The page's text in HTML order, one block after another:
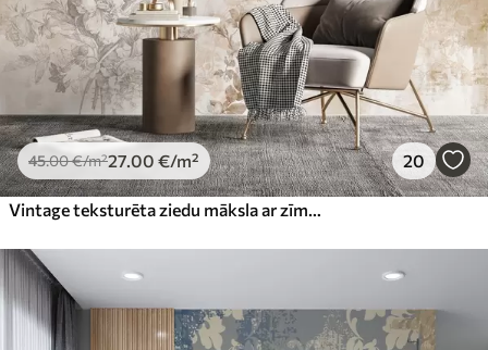
45.00€/m²27 .00 €/m² 20